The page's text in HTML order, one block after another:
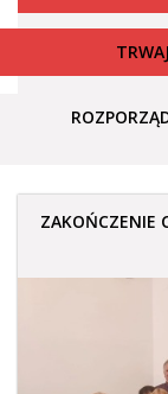
ZAKOŃCZENIE